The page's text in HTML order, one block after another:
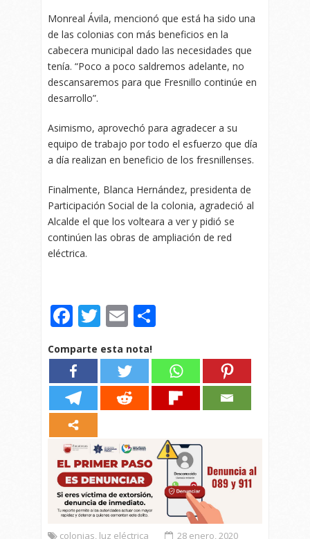
Monreal Ávila, mencionó que está ha sido una
de las colonias con más beneficios en la
cabecera municipal dado las necesidades que
tenía. “Poco a poco saldremos adelante, no
descansaremos para que Fresnillo continúe en
desarrollo”.
Asimismo, aprovechó para agradecer a su
equipo de trabajo por todo el esfuerzo que día
a día realizan en beneficio de los fresnillenses.
Finalmente, Blanca Hernández, presidenta de
Participación Social de la colonia, agradeció al
Alcalde el que los volteara a ver y pidió se
continúen las obras de ampliación de red
eléctrica.
Facebook
Twitter
Email
Comparte esta nota!
colonias, luz eléctrica 28 enero, 2020